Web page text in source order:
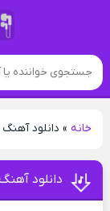
خانه» دانلود
دانلود